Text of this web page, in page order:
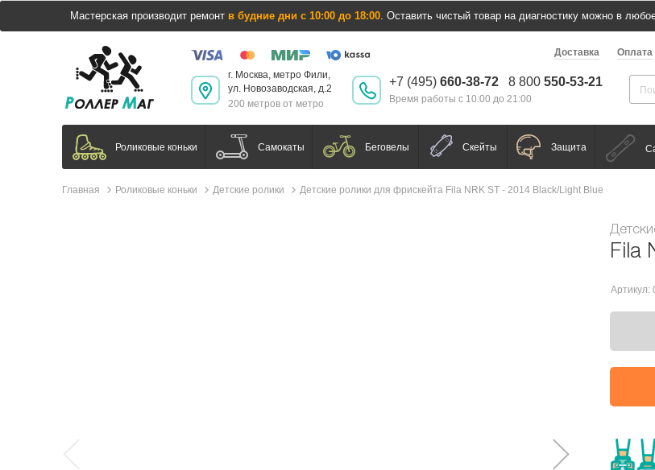
Мастерская производит ремонт в будние дни с 10:00 до 18:00. Оставить чистый товар на диагностику можно в
Доставка Оплата
г. Москва, метро Фили,
ул. Новозаводская, д.2
200 метров от метро
+7 (495) 660-38-72 8 800 550-53-21
Время работы с 10:00 до 21:00
Роликовые коньки Самокаты Беговелы Скейты Защита
Главная Роликовые коньки Детские ролики Детские ролики для фрискейта Fila NRK ST - 2014 Black/Light Blue
Fila
Артикул: